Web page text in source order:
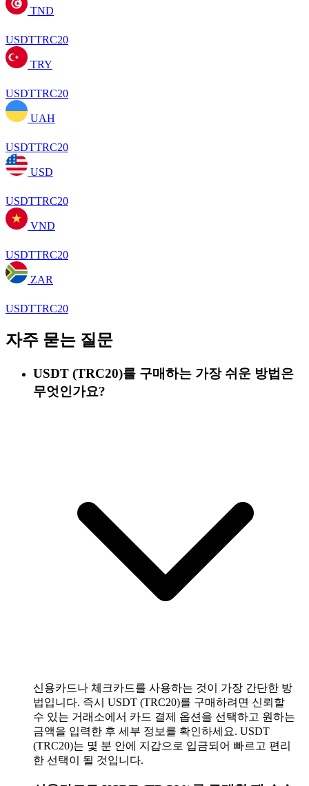
TND
USDTTRC20
TRY
USDTTRC20
UAH
USDTTRC20
USD
USDTTRC20
VND
USDTTRC20
ZAR
USDTTRC20
자주 묻는 질문
USDT (TRC20)를 구매하는 가장 쉬운 방법은
무엇인가요?
신용카드나 체크카드를 사용하는 것이 가장 간단한 방
법입니다. 즉시 USDT (TRC20)를 구매하려면 신뢰할
수 있는 거래소에서 카드 결제 옵션을 선택하고 원하는
금액을 입력한 후 세부 정보를 확인하세요. USDT
(TRC20)는 몇 분 안에 지갑으로 입금되어 빠르고 편리
한 선택이 될 것입니다.